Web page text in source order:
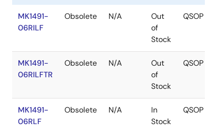
MK1491-
06RILF
Obsolete N/A
Out
of
Stock
QSOP
MK1491-
06RILFTR
Obsolete N/A
Out
of
Stock
QSOP
MK1491-
06RLF
Obsolete N/A
In
Stock
QSOP